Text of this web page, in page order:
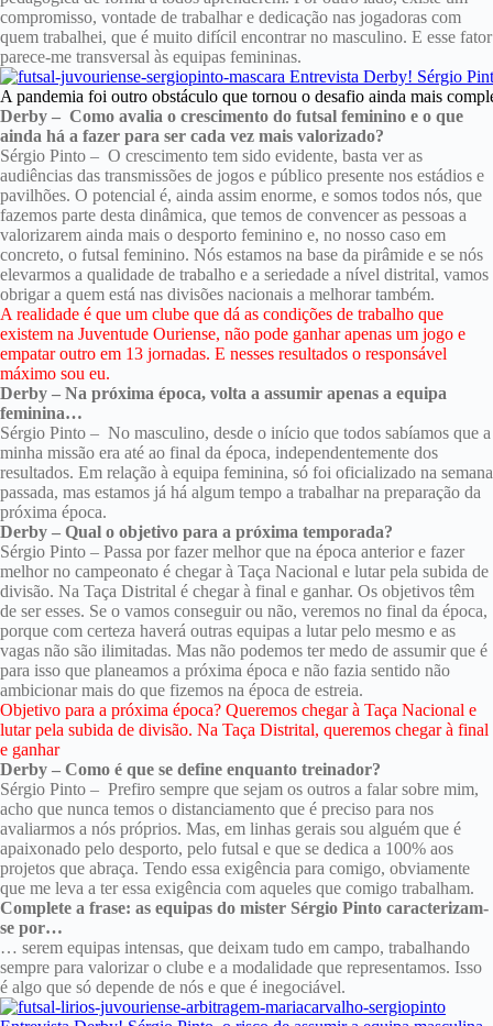
compromisso, vontade de trabalhar e dedicação nas jogadoras com
quem trabalhei, que é muito difícil encontrar no masculino. E esse fator
parece-me transversal às equipas femininas.
A pandemia foi outro obstáculo que tornou o desafio ainda mais
Derby – Como avalia o crescimento do futsal feminino e o que
ainda há a fazer para ser cada vez mais valorizado?
Sérgio Pinto – O crescimento tem sido evidente, basta ver as
audiências das transmissões de jogos e público presente nos estádios e
pavilhões. O potencial é, ainda assim enorme, e somos todos nós, que
fazemos parte desta dinâmica, que temos de convencer as pessoas a
valorizarem ainda mais o desporto feminino e, no nosso caso em
concreto, o futsal feminino. Nós estamos na base da pirâmide e se nós
elevarmos a qualidade de trabalho e a seriedade a nível distrital, vamos
obrigar a quem está nas divisões nacionais a melhorar também.
A realidade é que um clube que dá as condições de trabalho que
existem na Juventude Ouriense, não pode ganhar apenas um jogo e
empatar outro em 13 jornadas. E nesses resultados o responsável
máximo sou eu.
Derby – Na próxima época, volta a assumir apenas a equipa
feminina…
Sérgio Pinto – No masculino, desde o início que todos sabíamos que a
minha missão era até ao final da época, independentemente dos
resultados. Em relação à equipa feminina, só foi oficializado na semana
passada, mas estamos já há algum tempo a trabalhar na preparação da
próxima época.
Derby – Qual o objetivo para a próxima temporada?
Sérgio Pinto – Passa por fazer melhor que na época anterior e fazer
melhor no campeonato é chegar à Taça Nacional e lutar pela subida de
divisão. Na Taça Distrital é chegar à final e ganhar. Os objetivos têm
de ser esses. Se o vamos conseguir ou não, veremos no final da época,
porque com certeza haverá outras equipas a lutar pelo mesmo e as
vagas não são ilimitadas. Mas não podemos ter medo de assumir que é
para isso que planeamos a próxima época e não fazia sentido não
ambicionar mais do que fizemos na época de estreia.
Objetivo para a próxima época? Queremos chegar à Taça Nacional e
lutar pela subida de divisão. Na Taça Distrital, queremos chegar à final
e ganhar
Derby – Como é que se define enquanto treinador?
Sérgio Pinto – Prefiro sempre que sejam os outros a falar sobre mim,
acho que nunca temos o distanciamento que é preciso para nos
avaliarmos a nós próprios. Mas, em linhas gerais sou alguém que é
apaixonado pelo desporto, pelo futsal e que se dedica a 100% aos
projetos que abraça. Tendo essa exigência para comigo, obviamente
que me leva a ter essa exigência com aqueles que comigo trabalham.
Complete a frase: as equipas do mister Sérgio Pinto caracterizam-
se por…
… serem equipas intensas, que deixam tudo em campo, trabalhando
sempre para valorizar o clube e a modalidade que representamos. Isso
é algo que só depende de nós e que é inegociável.